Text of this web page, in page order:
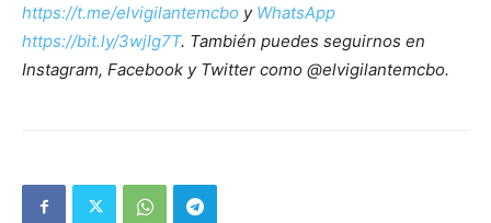
https://t.me/elvigilantemcbo y WhatsApp
https://bit.ly/3wjIg7T. También puedes seguirnos en
Instagram, Facebook y Twitter como @elvigilantemcbo.